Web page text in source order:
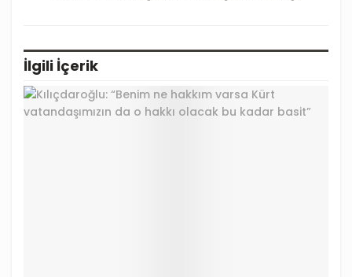
İlgili İçerik